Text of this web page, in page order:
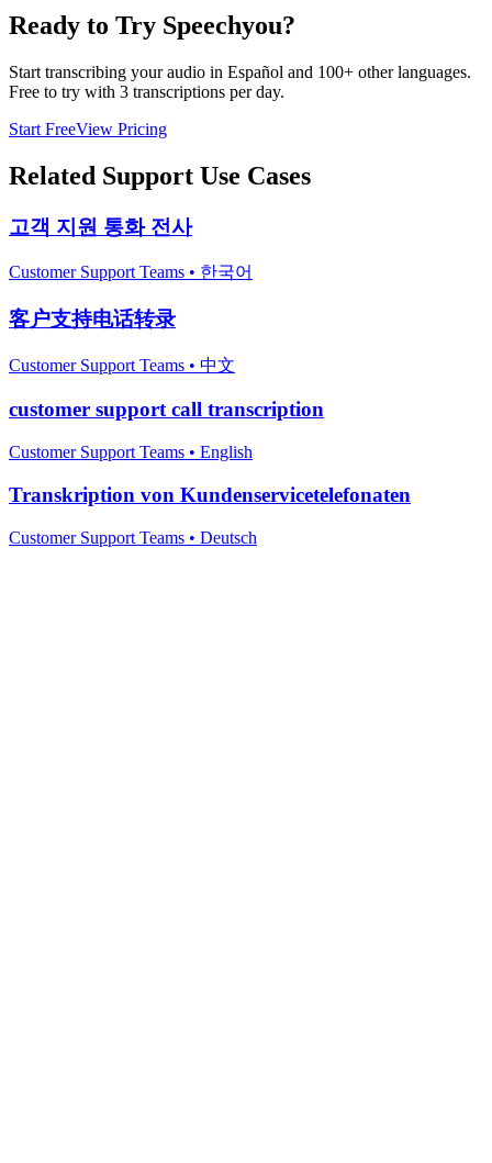
Ready to Try Speechyou?
Start transcribing your audio in Español and 100+ other languages.
Free to try with 3 transcriptions per day.
Start FreeView Pricing
Related Support Use Cases
고객 지원 통화 전사
Customer Support Teams • 한국어
客户支持电话转录
Customer Support Teams • 中文
customer support call transcription
Customer Support Teams • English
Transkription von Kundenservicetelefonaten
Customer Support Teams • Deutsch